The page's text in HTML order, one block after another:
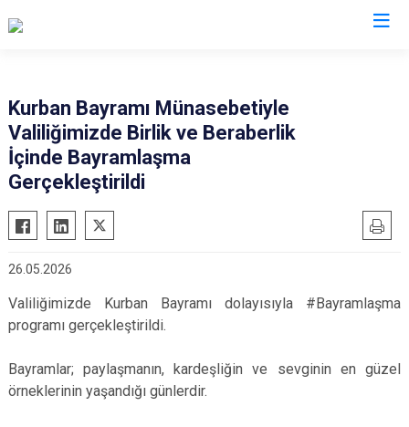
Kurban Bayramı Münasebetiyle
Valiliğimizde Birlik ve Beraberlik
İçinde Bayramlaşma
Gerçekleştirildi
26.05.2026
Valiliğimizde Kurban Bayramı dolayısıyla #Bayramlaşma
programı gerçekleştirildi.
Bayramlar; paylaşmanın, kardeşliğin ve sevginin en güzel
örneklerinin yaşandığı günlerdir.